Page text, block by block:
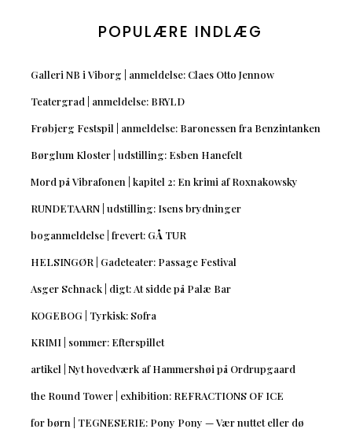
POPULÆRE INDLÆG
Galleri NB i Viborg | anmeldelse: Claes Otto Jennow
Teatergrad | anmeldelse: BRYLD
Frøbjerg Festspil | anmeldelse: Baronessen fra Benzintanken
Børglum Kloster | udstilling: Esben Hanefelt
Mord på Vibrafonen | kapitel 2: En krimi af Roxnakowsky
RUNDETAARN | udstilling: Isens brydninger
boganmeldelse | frevert: GÅ TUR
HELSINGØR | Gadeteater: Passage Festival
Asger Schnack | digt: At sidde på Palæ Bar
KOGEBOG | Tyrkisk: Sofra
KRIMI | sommer: Efterspillet
artikel | Nyt hovedværk af Hammershøi på Ordrupgaard
the Round Tower | exhibition: REFRACTIONS OF ICE
for børn | TEGNESERIE: Pony Pony — Vær nuttet eller dø